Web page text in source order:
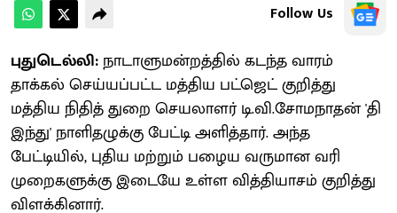
Follow Us
புதுடெல்லி:நாடாளுமன்றத்தில் கடந்த வாரம்
தாக்கல் செய்யப்பட்ட மத்திய பட்ஜெட் குறித்து
மத்திய நிதித் துறை செயலாளர் டி.வி.சோமநாதன் 'தி
இந்து' நாளிதழுக்கு பேட்டி அளித்தார். அந்த
பேட்டியில், புதிய மற்றும் பழைய வருமான வரி
முறைகளுக்கு இடையே உள்ள வித்தியாசம் குறித்து
விளக்கினார்.